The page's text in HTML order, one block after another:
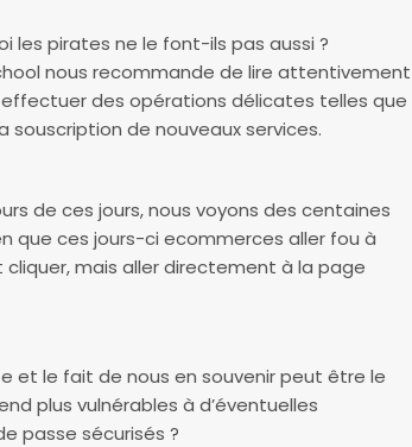
les pirates ne le font-ils pas aussi ?
nous recommande de lire attentivement
des opérations délicates telles que
de nouveaux services.
de ces jours, nous voyons des centaines
que ces jours-ci ecommerces aller fou à
cliquer, mais aller directement à la page
et le fait de nous en souvenir peut être le
plus vulnérables à d’éventuelles
passe sécurisés ?